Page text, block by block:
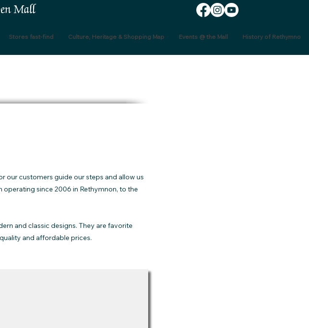
Mall
Stores fast-find Culture, Heritage & Shopping Map Events @ the Mall History of Rethymno
our customers guide our steps and allow us
since 2006 in Rethymnon, to the
and classic designs. They are favorite
and affordable prices.